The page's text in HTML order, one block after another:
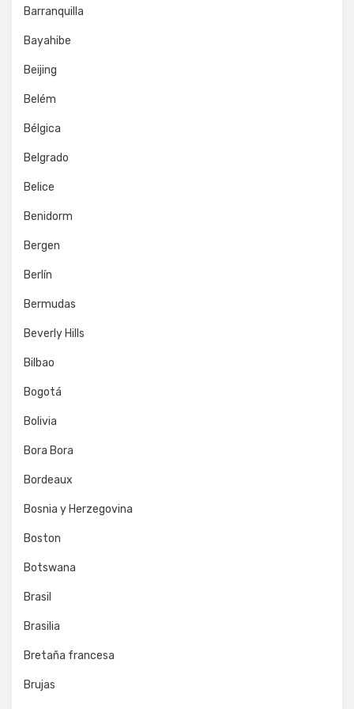
Barranquilla
Bayahibe
Beijing
Belém
Bélgica
Belgrado
Belice
Benidorm
Bergen
Berlín
Bermudas
Beverly Hills
Bilbao
Bogotá
Bolivia
Bora Bora
Bordeaux
Bosnia y Herzegovina
Boston
Botswana
Brasil
Brasilia
Bretaña francesa
Brujas